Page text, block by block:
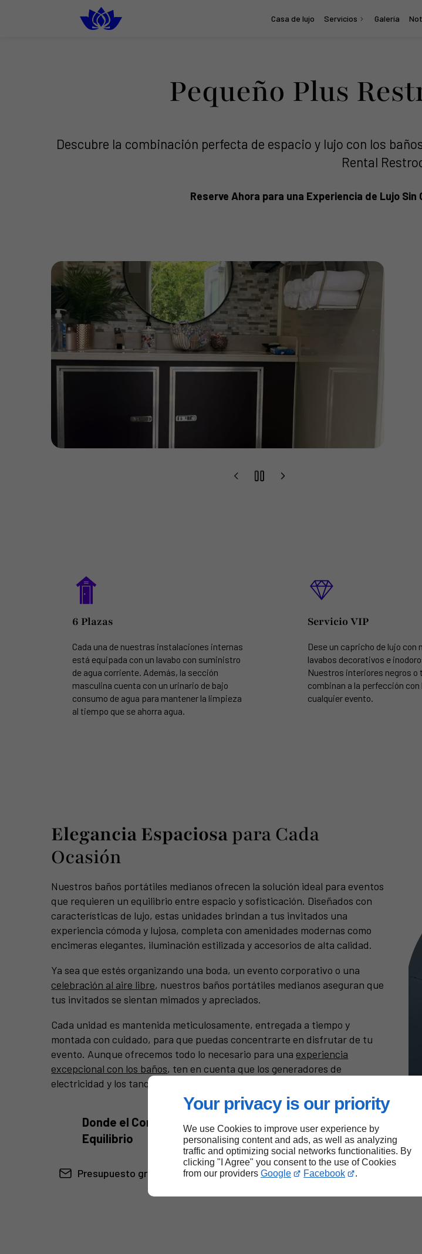
Your privacy is our priority
We use Cookies to improve user experience by
personalising content and ads, as well as analyzing
traffic and optimizing social networks functionalities. By
clicking "I Agree" you consent to the use of Cookies
from our providers Google Facebook .
Casa de lujo Servicios Galería
Pequeño Plus
Descubre la combinación perfecta de espacio y lujo con los
Rental
Reserve Ahora para una Experiencia de Lujo
6 Plazas
Cada una de nuestras instalaciones internas
está equipada con un lavabo con suministro
de agua corriente. Además, la sección
masculina cuenta con un urinario de bajo
consumo de agua para mantener la limpieza
al tiempo que se ahorra agua.
Servicio VIP
Dese un capricho de lujo con
lavabos decorativos e
Nuestros interiores negros o
combinan a la perfección
cualquier evento.
Elegancia Espaciosapara Cada
Ocasión
Nuestros baños portátiles medianos ofrecen la solución ideal para eventos
que requieren un equilibrio entre espacio y sofisticación. Diseñados con
características de lujo, estas unidades brindan a tus invitados una
experiencia cómoda y lujosa, completa con amenidades modernas como
encimeras elegantes, iluminación estilizada y accesorios de alta calidad.
Ya sea que estés organizando una boda, un evento corporativo o una
celebración al aire libre, nuestros baños portátiles medianos aseguran que
tus invitados se sientan mimados y apreciados.
Cada unidad es mantenida meticulosamente, entregada a tiempo y
montada con cuidado, para que puedas concentrarte en disfrutar de tu
evento. Aunque ofrecemos todo lo necesario para una experiencia
excepcional con los baños, ten en cuenta que los generadores de
electricidad y los tanques de agua no están proporcionados.
Donde el Confort se Encuentra con el Lujo en Perfecto
Equilibrio
Presupuesto gratuito